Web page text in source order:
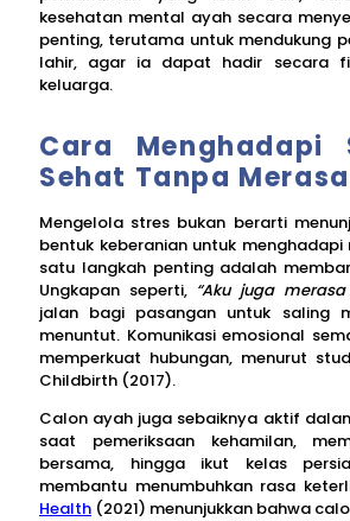
kesehatan mental ayah secara
penting, terutama untuk mendukung
lahir, agar ia dapat hadir secara
keluarga.
Cara Menghadapi
Sehat Tanpa
Mengelola stres bukan berarti
bentuk keberanian untuk
satu langkah penting adalah
Ungkapan seperti, “Aku juga merasa
jalan bagi pasangan untuk saling
menuntut. Komunikasi emosional
memperkuat hubungan, menurut
Childbirth (2017).
Calon ayah juga sebaiknya aktif
saat pemeriksaan kehamilan,
bersama, hingga ikut kelas
membantu menumbuhkan rasa
Health (2021) menunjukkan bahwa